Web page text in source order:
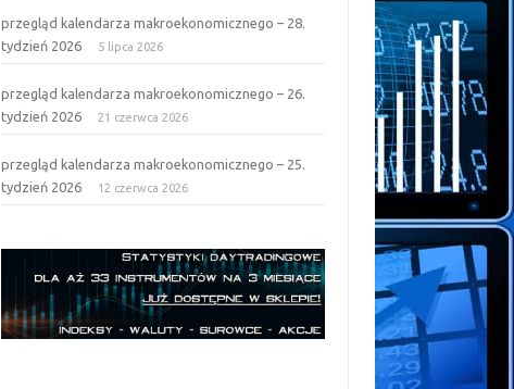
przegląd kalendarza makroekonomicznego – 28.
tydzień 2026
5 lipca 2026
przegląd kalendarza makroekonomicznego – 26.
tydzień 2026
21 czerwca 2026
przegląd kalendarza makroekonomicznego – 25.
tydzień 2026
12 czerwca 2026